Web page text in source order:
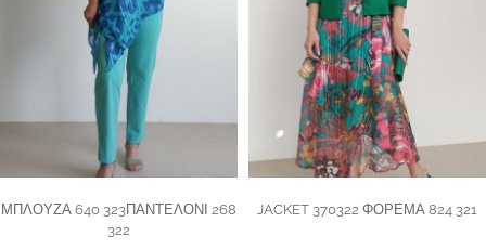
ΜΠΛΟΥΖΑ 640 323ΠΑΝΤΕΛΟΝΙ 268
322
JACKET 370322 ΦΟΡΕΜΑ 824 321